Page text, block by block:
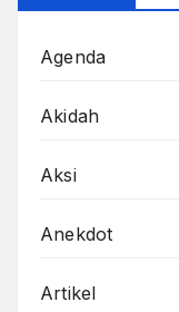
Agenda
Akidah
Aksi
Anekdot
Artikel